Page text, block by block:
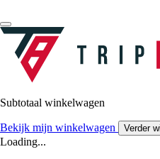
Subtotaal winkelwagen
Bekijk mijn winkelwagen Verder
Loading...